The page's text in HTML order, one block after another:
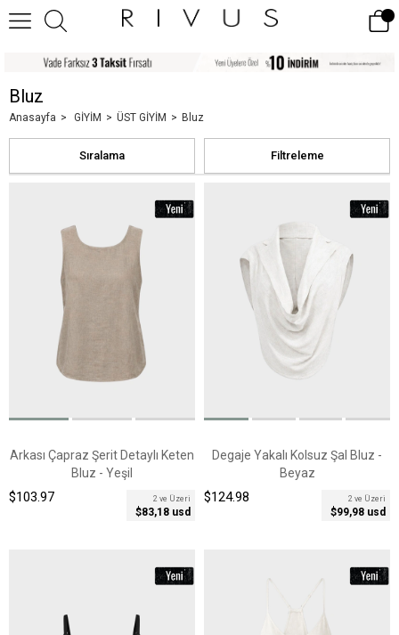
Bluz
Anasayfa GİYİM ÜST GİYİM Bluz
Filtreleme
Sıralama
Arkası Çapraz Şerit Detaylı Keten
Bluz - Yeşil
2 ve Üzeri
$83,18 usd
$103.97
Degaje Yakalı Kolsuz Şal Bluz -
Beyaz
2 ve Üzeri
$99,98 usd
$124.98